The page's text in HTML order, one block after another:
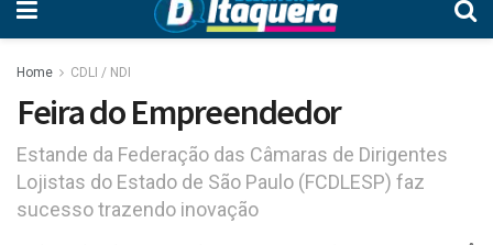
Home CDLI / NDI
Feira do Empreendedor
Estande da Federação das Câmaras de Dirigentes
Lojistas do Estado de São Paulo (FCDLESP) faz
sucesso trazendo inovação